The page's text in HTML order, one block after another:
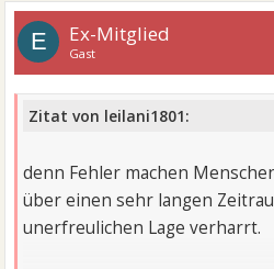
E Ex-Mitglied
Gast
Zitat von leilani1801:
denn Fehler machen
über einen sehr langen
unerfreulichen Lage verharrt.